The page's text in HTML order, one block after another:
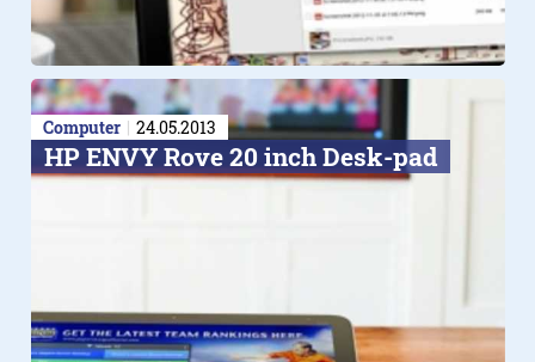
Computer 24.05.2013
HP ENVY Rove 20 inch Desk-pad